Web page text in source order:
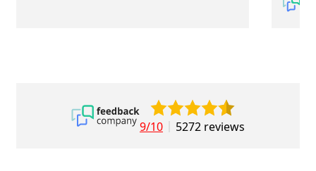
9/10 5272 reviews